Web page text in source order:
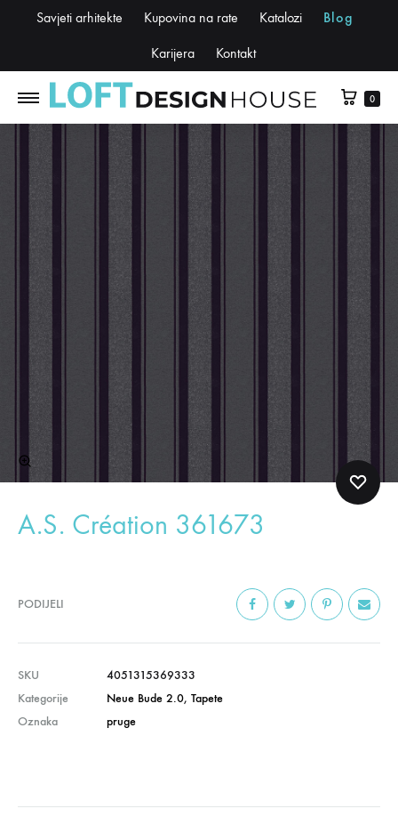
Savjeti arhitekte Kupovina na rate Katalozi Blog
Karijera Kontakt
0
A.S. Création 361673
PODIJELI
SKU
4051315369333
Kategorije
Neue Bude 2.0, Tapete
Oznaka
pruge